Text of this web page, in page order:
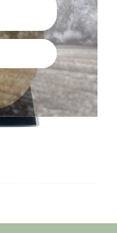
Naissance